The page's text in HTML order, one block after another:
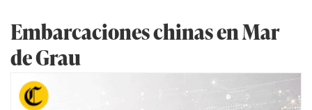
Embarcaciones chinas en Mar
de Grau